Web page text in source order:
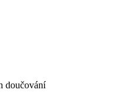
doučování